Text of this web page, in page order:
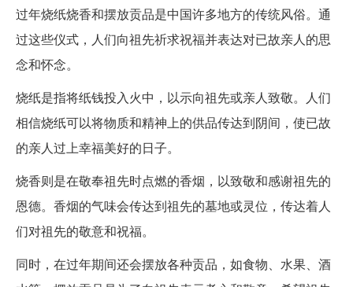
过年烧纸烧香和摆放贡品是中国许多地方的传统风俗。通
过这些仪式，人们向祖先祈求祝福并表达对已故亲人的思
念和怀念。
烧纸是指将纸钱投入火中，以示向祖先或亲人致敬。人们
相信烧纸可以将物质和精神上的供品传达到阴间，使已故
的亲人过上幸福美好的日子。
烧香则是在敬奉祖先时点燃的香烟，以致敬和感谢祖先的
恩德。香烟的气味会传达到祖先的墓地或灵位，传达着人
们对祖先的敬意和祝福。
同时，在过年期间还会摆放各种贡品，如食物、水果、酒